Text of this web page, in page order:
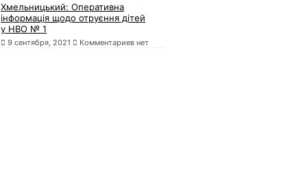
Хмельницький: Оперативна
інформація щодо отруєння дітей
у НВО № 1
9 сентября, 2021 Комментариев нет